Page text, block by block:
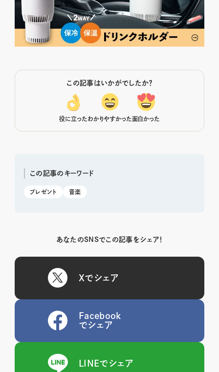
この記事はいかがでしたか？
役に立ったわかりやすかった面白かった
この記事のキーワード
プレゼント 音楽
あなたのSNSでこの記事をシェア！
Xでシェア
Facebook
でシェア
LINEでシェア